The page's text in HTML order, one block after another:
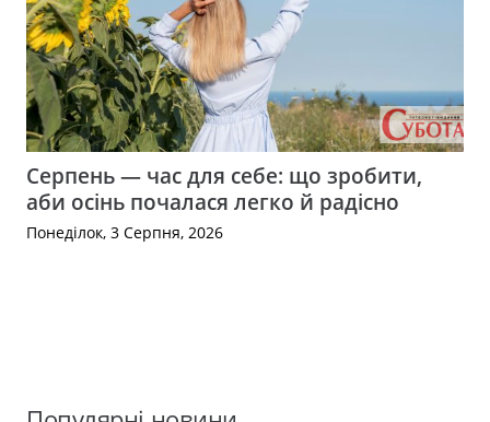
Серпень — час для себе: що зробити,
аби осінь почалася легко й радісно
Понеділок, 3 Серпня, 2026